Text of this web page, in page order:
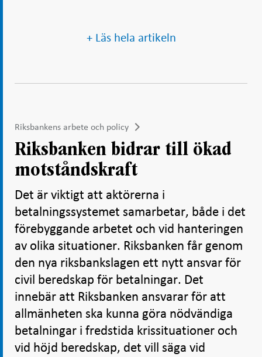
+ Läs hela artikeln
Riksbankens arbete och policy
Riksbanken bidrar till ökad
motståndskraft
Det är viktigt att aktörerna i
betalningssystemet samarbetar, både i det
förebyggande arbetet och vid hanteringen
av olika situationer. Riksbanken får genom
den nya riksbankslagen ett nytt ansvar för
civil beredskap för betalningar. Det
innebär att Riksbanken ansvarar för att
allmänheten ska kunna göra nödvändiga
betalningar i fredstida krissituationer och
vid höjd beredskap, det vill säga vid